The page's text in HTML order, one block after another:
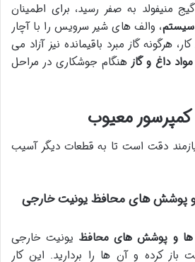
منیفولد به صفر رسید، برای اطمینان
سیستم، والف های شیر سرویس را با آچار
هرگونه گاز مبرد باقیمانده نیز آزاد می
داغ و گازهنگام جوشکاری در مراحل
دقت است تا به قطعات دیگر آسیب
ها و پوشش های محافظ یونیت خارجی
ها و پوشش های محافظ یونیت خارجی
باز کرده و آن ها را بردارید. این کار